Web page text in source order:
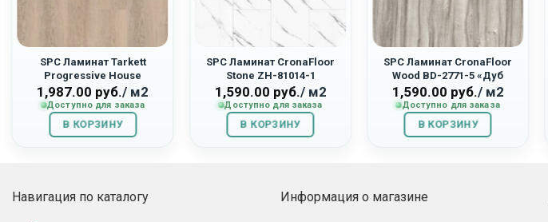
SPC Ламинат Tarkett
Progressive House
277007020 «Sebastian»
1,987.00 руб./ м2
Доступно для заказа
В КОРЗИНУ
SPC Ламинат CronaFloor
Stone ZH-81014-1
«Калакатта»
1,590.00 руб./ м2
Доступно для заказа
В КОРЗИНУ
SPC Ламинат CronaFloor
Wood BD-2771-5 «Дуб
Атланта»
1,590.00 руб./ м2
Доступно для заказа
В КОРЗИНУ
Навигация по каталогу Информация о магазине